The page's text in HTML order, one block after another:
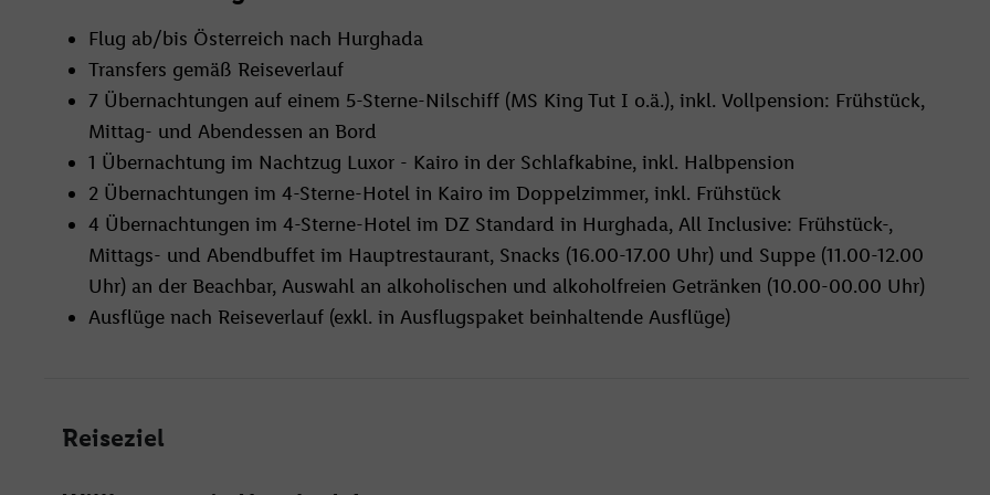
Flug ab/bis Österreich nach Hurghada
Transfers gemäß Reiseverlauf
7 Übernachtungen auf einem 5-Sterne-Nilschiff (MS King Tut I o.ä.), inkl. Vollpension: Frühstück,
Mittag- und Abendessen an Bord
1 Übernachtung im Nachtzug Luxor - Kairo in der Schlafkabine, inkl. Halbpension
2 Übernachtungen im 4-Sterne-Hotel in Kairo im Doppelzimmer, inkl. Frühstück
4 Übernachtungen im 4-Sterne-Hotel im DZ Standard in Hurghada, All Inclusive: Frühstück-,
Mittags- und Abendbuffet im Hauptrestaurant, Snacks (16.00-17.00 Uhr) und Suppe (11.00-12.00
Uhr) an der Beachbar, Auswahl an alkoholischen und alkoholfreien Getränken (10.00-00.00 Uhr)
Ausflüge nach Reiseverlauf (exkl. in Ausflugspaket beinhaltende Ausflüge)
Reiseziel